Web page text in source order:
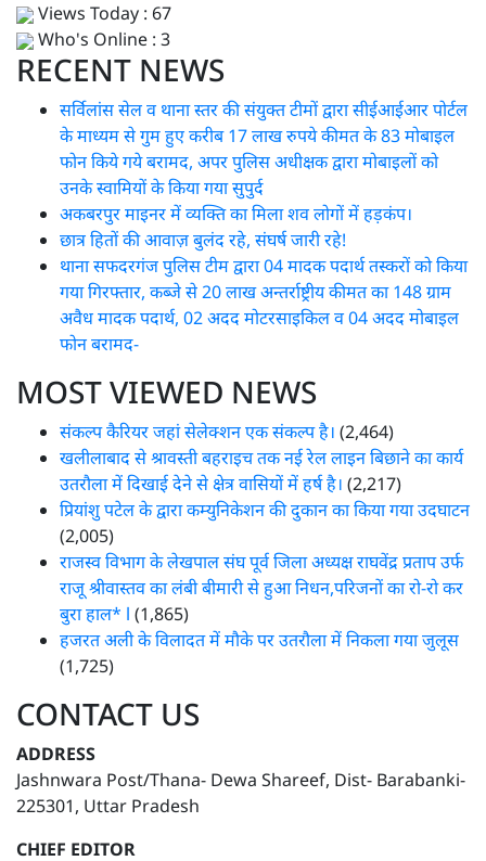
Views Today : 67
Who's Online : 3
RECENT NEWS
सर्विलांस सेल व थाना स्तर की संयुक्त टीमों द्वारा सीईआईआर पोर्टल
के माध्यम से गुम हुए करीब 17 लाख रुपये कीमत के 83 मोबाइल
फोन किये गये बरामद, अपर पुलिस अधीक्षक द्वारा मोबाइलों को
उनके स्वामियों के किया गया सुपुर्द
अकबरपुर माइनर में व्यक्ति का मिला शव लोगों में हड़कंप।
छात्र हितों की आवाज़ बुलंद रहे, संघर्ष जारी रहे!
थाना सफदरगंज पुलिस टीम द्वारा 04 मादक पदार्थ तस्करों को किया
गया गिरफ्तार, कब्जे से 20 लाख अन्तर्राष्ट्रीय कीमत का 148 ग्राम
अवैध मादक पदार्थ, 02 अदद मोटरसाइकिल व 04 अदद मोबाइल
फोन बरामद-
MOST VIEWED NEWS
संकल्प कैरियर जहां सेलेक्शन एक संकल्प है। (2,464)
खलीलाबाद से श्रावस्ती बहराइच तक नई रेल लाइन बिछाने का कार्य
उतरौला में दिखाई देने से क्षेत्र वासियों में हर्ष है। (2,217)
प्रियांशु पटेल के द्वारा कम्युनिकेशन की दुकान का किया गया उदघाटन
(2,005)
राजस्व विभाग के लेखपाल संघ पूर्व जिला अध्यक्ष राघवेंद्र प्रताप उर्फ
राजू श्रीवास्तव का लंबी बीमारी से हुआ निधन,परिजनों का रो-रो कर
बुरा हाल* l (1,865)
हजरत अली के विलादत में मौके पर उतरौला में निकला गया जुलूस
(1,725)
CONTACT US
ADDRESS
Jashnwara Post/Thana- Dewa Shareef, Dist- Barabanki-
225301, Uttar Pradesh
CHIEF EDITOR